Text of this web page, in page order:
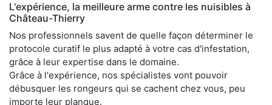
L'expérience, la meilleure arme contre les nuisibles à
Château-Thierry
Nos professionnels savent de quelle façon déterminer le
protocole curatif le plus adapté à votre cas d'infestation,
grâce à leur expertise dans le domaine.
Grâce à l'expérience, nos spécialistes vont pouvoir
débusquer les rongeurs qui se cachent chez vous, peu
importe leur planque.